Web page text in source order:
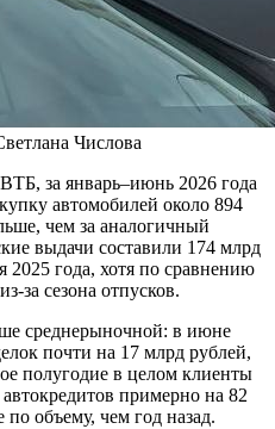
Числова
за январь–июнь 2026 года
автомобилей около 894
чем за аналогичный
выдачи составили 174 млрд
года, хотя по сравнению
за сезона отпусков.
среднерыночной: в июне
почти на 17 млрд рублей,
полугодие в целом клиенты
примерно на 82
объему, чем год назад.